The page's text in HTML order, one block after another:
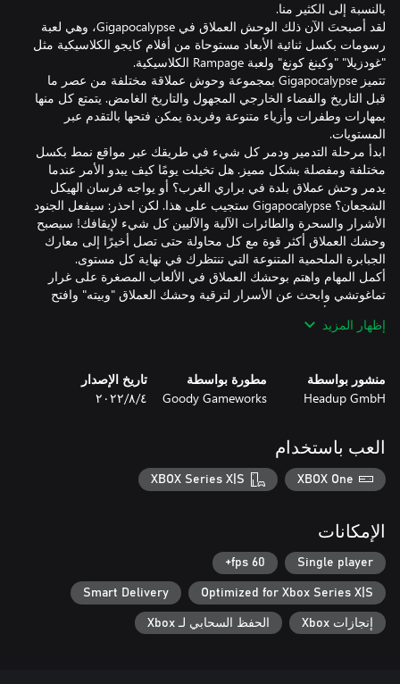
لقد أصبحتَ الآن ذلك الوحش العملاق في Gigapocalypse، وهي لعبة
رسومات بكسل ثنائية الأبعاد مستوحاة من أفلام كايجو الكلاسيكية مثل
تتميز Gigapocalypse بمجموعة وحوش عملاقة مختلفة من عصر ما
قبل التاريخ والفضاء الخارجي المجهول والتاريخ الغامض. يتمتع كل منها
بمهارات وطفرات وأزياء متنوعة وفريدة يمكن فتحها بالتقدم عبر
ابدأ مرحلة التدمير ودمر كل شيء في طريقك عبر مواقع نمط بكسل
مختلفة ومفصلة بشكل مميز. هل تخيلت يومًا كيف يبدو الأمر عندما
يدمر وحش عملاق بلدة في براري الغرب؟ أو يواجه فرسان الهيكل
الشجعان؟ Gigapocalypse ستجيب على هذا. لكن احذر: سيفعل الجنود
الأشرار والسحرة والطائرات الآلية والآليين كل شيء لإيقافك! سيصبح
وحشك العملاق أكثر قوة مع كل محاولة حتى تصل أخيرًا إلى معارك
أكمل المهام واهتم بوحشك العملاق في الألعاب المصغرة على غرار
تماغوتشي وابحث عن الأسرار لترقية وحشك العملاق "وبيته" وافتح
إظهار المزيد
منشور بواسطة
Headup GmbH
مطورة بواسطة
Goody Gameworks
تاريخ الإصدار
٤‏/٨‏/٢٠٢٢
العب باستخدام
XBOX One
XBOX Series X|S
الإمكانات
Single player
60 fps+
Optimized for Xbox Series X|S
Smart Delivery
إنجازات Xbox الحفظ السحابي لـ Xbox